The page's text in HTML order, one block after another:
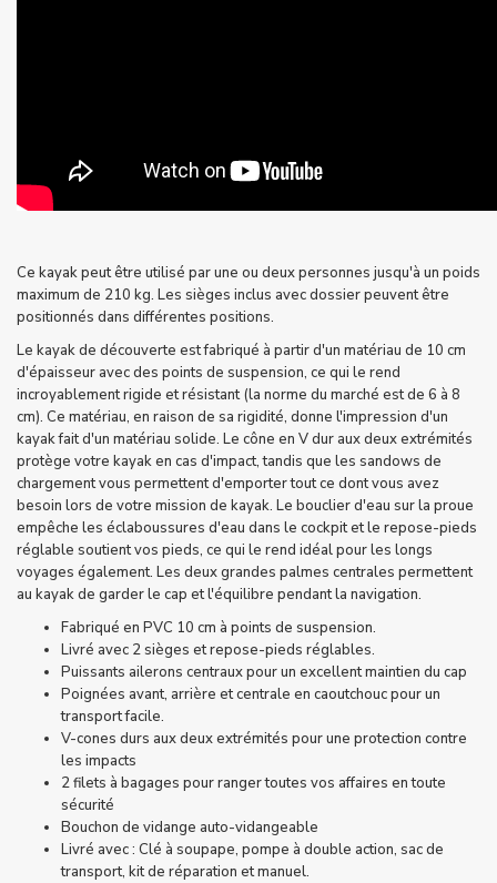
Ce kayak peut être utilisé par une ou deux personnes jusqu'à un poids
maximum de 210 kg. Les sièges inclus avec dossier peuvent être
positionnés dans différentes positions.
Le kayak de découverte est fabriqué à partir d'un matériau de 10 cm
d'épaisseur avec des points de suspension, ce qui le rend
incroyablement rigide et résistant (la norme du marché est de 6 à 8
cm). Ce matériau, en raison de sa rigidité, donne l'impression d'un
kayak fait d'un matériau solide. Le cône en V dur aux deux extrémités
protège votre kayak en cas d'impact, tandis que les sandows de
chargement vous permettent d'emporter tout ce dont vous avez
besoin lors de votre mission de kayak. Le bouclier d'eau sur la proue
empêche les éclaboussures d'eau dans le cockpit et le repose-pieds
réglable soutient vos pieds, ce qui le rend idéal pour les longs
voyages également. Les deux grandes palmes centrales permettent
au kayak de garder le cap et l'équilibre pendant la navigation.
Fabriqué en PVC 10 cm à points de suspension.
Livré avec 2 sièges et repose-pieds réglables.
Puissants ailerons centraux pour un excellent maintien du cap
Poignées avant, arrière et centrale en caoutchouc pour un
transport facile.
V-cones durs aux deux extrémités pour une protection contre
les impacts
2 filets à bagages pour ranger toutes vos affaires en toute
sécurité
Bouchon de vidange auto-vidangeable
Livré avec : Clé à soupape, pompe à double action, sac de
transport, kit de réparation et manuel.